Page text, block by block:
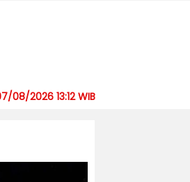
08/2026 13:12 WIB